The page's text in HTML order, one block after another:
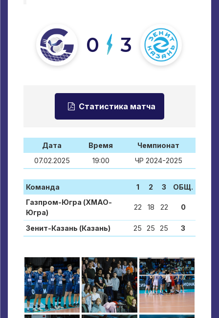
0 3
Статистика матча
Дата Время
Чемпионат
07.02.2025
19:00 ЧР 2024-2025
Команда 1 2 3
ОБЩ.
Газпром-Югра (ХМАО-
Югра)
22 18 22 0
Зенит-Казань (Казань) 25 25 25 3